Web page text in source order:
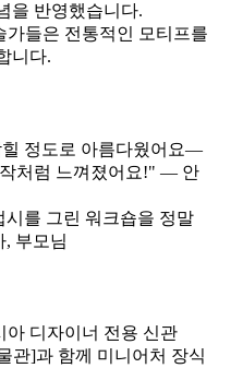
을 반영했습니다.
가들은 전통적인 모티프를
니다.
정도로 아름다웠어요—
처럼 느껴졌어요!" — 안
를 그린 워크숍을 정말
부모님
아 디자이너 전용 신관
관]과 함께 미니어처 장식